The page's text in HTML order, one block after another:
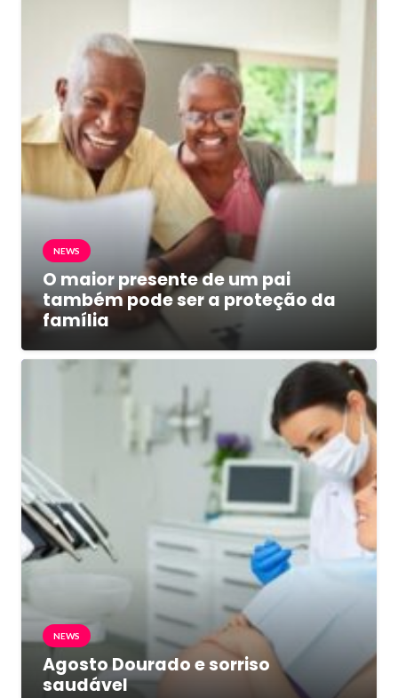
NEWS
O maior presente de um pai
também pode ser a proteção da
família
NEWS
Agosto Dourado e sorriso
saudável